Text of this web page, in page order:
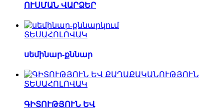
ՈՒՍՄԱՆ ՎԱՐՁԵՐ
ՏԵՍԱՀՈԼՈՎԱԿ
սեմինար-քննար
ՏԵՍԱՀՈԼՈՎԱԿ
ԳԻՏՈՒԹՅՈՒՆ ԵՎ